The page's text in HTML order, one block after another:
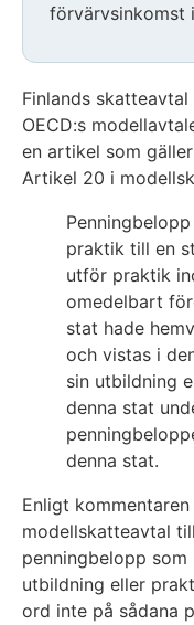
förvärvsinkomst
Finlands
OECD:s
en artikel som
Artikel 20 i
praktik till en
utför praktik
omedelbart
stat hade
och vistas i
sin utbildning
denna stat
denna stat.
Enligt
modellskatteavtal
penningbelopp
utbildning eller
ord inte på sådana